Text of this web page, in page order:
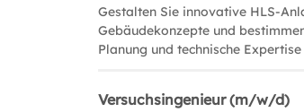
Gestalten Sie innovative HLS-
Gebäudekonzepte und
Planung und technische
Versuchsingenieur (m/w/d)